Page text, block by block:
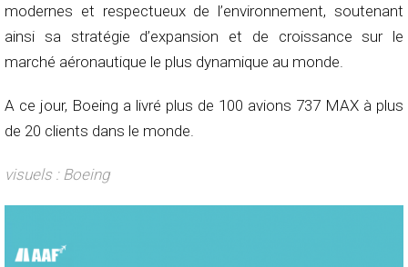
modernes et respectueux de l’environnement, soutenant
ainsi sa stratégie d’expansion et de croissance sur le
marché aéronautique le plus dynamique au monde.
A ce jour, Boeing a livré plus de 100 avions 737 MAX à plus
de 20 clients dans le monde.
visuels : Boeing